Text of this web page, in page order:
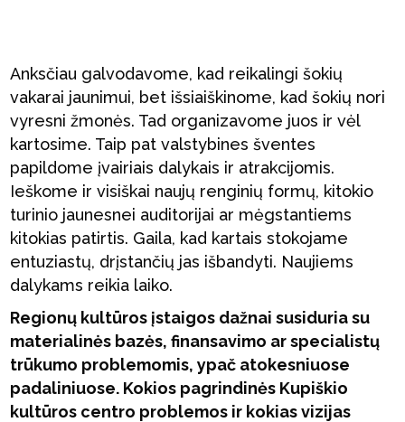
Anksčiau galvodavome, kad reikalingi šokių
vakarai jaunimui, bet išsiaiškinome, kad šokių nori
vyresni žmonės. Tad organizavome juos ir vėl
kartosime. Taip pat valstybines šventes
papildome įvairiais dalykais ir atrakcijomis.
Ieškome ir visiškai naujų renginių formų, kitokio
turinio jaunesnei auditorijai ar mėgstantiems
kitokias patirtis. Gaila, kad kartais stokojame
entuziastų, drįstančių jas išbandyti. Naujiems
dalykams reikia laiko.
Regionų kultūros įstaigos dažnai susiduria su
materialinės bazės, finansavimo ar specialistų
trūkumo problemomis, ypač atokesniuose
padaliniuose. Kokios pagrindinės Kupiškio
kultūros centro problemos ir kokias vizijas